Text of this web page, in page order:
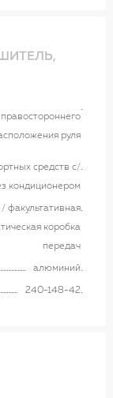
руля
средств с/
кондиционером
/ факультативная
коробка
передач
алюминий
240-148-42